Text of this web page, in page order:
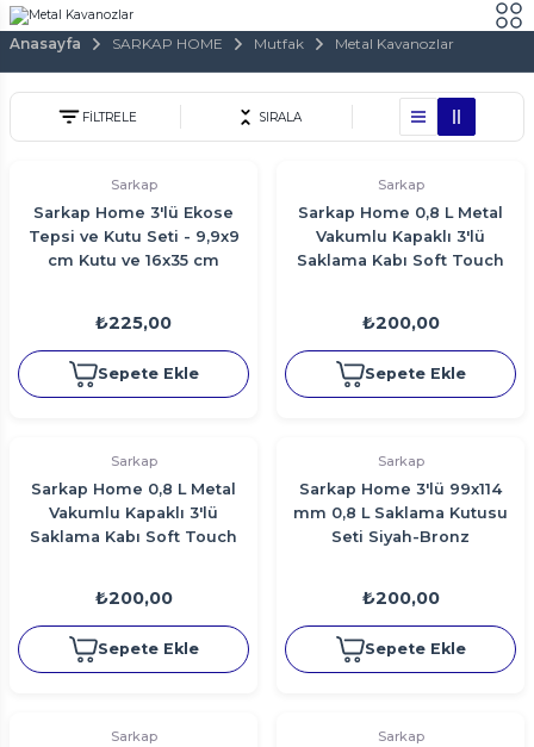
Anasayfa SARKAP HOME Mutfak Metal Kavanozlar
FİLTRELE SIRALA
Sarkap
Sarkap Home 3'lü Ekose
Tepsi ve Kutu Seti - 9,9x9
cm Kutu ve 16x35 cm
₺225,00
Sepete Ekle
Sarkap
Sarkap Home 0,8 L Metal
Vakumlu Kapaklı 3'lü
Saklama Kabı Soft Touch
₺200,00
Sepete Ekle
Sarkap
Sarkap Home 0,8 L Metal
Vakumlu Kapaklı 3'lü
Saklama Kabı Soft Touch
₺200,00
Sepete Ekle
Sarkap
Sarkap Home 3'lü 99x114
mm 0,8 L Saklama Kutusu
Seti Siyah-Bronz
₺200,00
Sepete Ekle
Sarkap Sarkap